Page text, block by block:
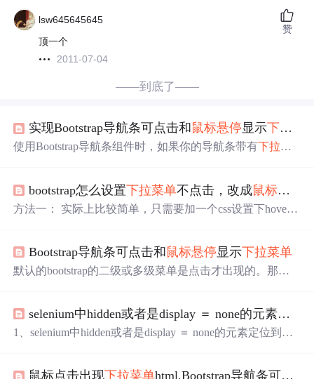
lsw645645645
顶一个
2011-07-04
赞
——到底了——
实现Bootstrap导航条可点击和 鼠标悬停显示下拉菜单
使用Bootstrap导航条组件时，如果你的导航条带有下拉菜
这并不是我想要的，我希望导航条的链接可以正常打开它
的链接，但又需要下拉菜单
功能，开始折腾~ 首先解决带
bootstrap怎么设置下拉菜单不点击，改成鼠标悬停
方法一： 实际上比较简单，只需要加一个css设置下hover
效果！ 方法二： 不仅可以解决Bootstrap鼠标悬停的问题，
还可以让一个菜单恢复链接实现点击下拉菜单效果是JS实
Bootstrap导航条可点击和鼠标悬停显示下拉菜单
默认的bootstrap的二级或多级菜单是点击才出现的。那么
s。你也可以在自己的页面中覆盖原来的js啦。如何实现点
击跳转页面，鼠标滑过出现下级菜单呢？鼠标滑过的效果
selenium中hidden或者是display ＝ none的元素定位到但是不可以操作怎么办？
1、selenium中hidden或者是display ＝ none的元素定位到但
是隐藏的，即style="display: none;"，可以获取但是点不到
鼠标点击出现下拉菜单html,Bootstrap导航条可点击和